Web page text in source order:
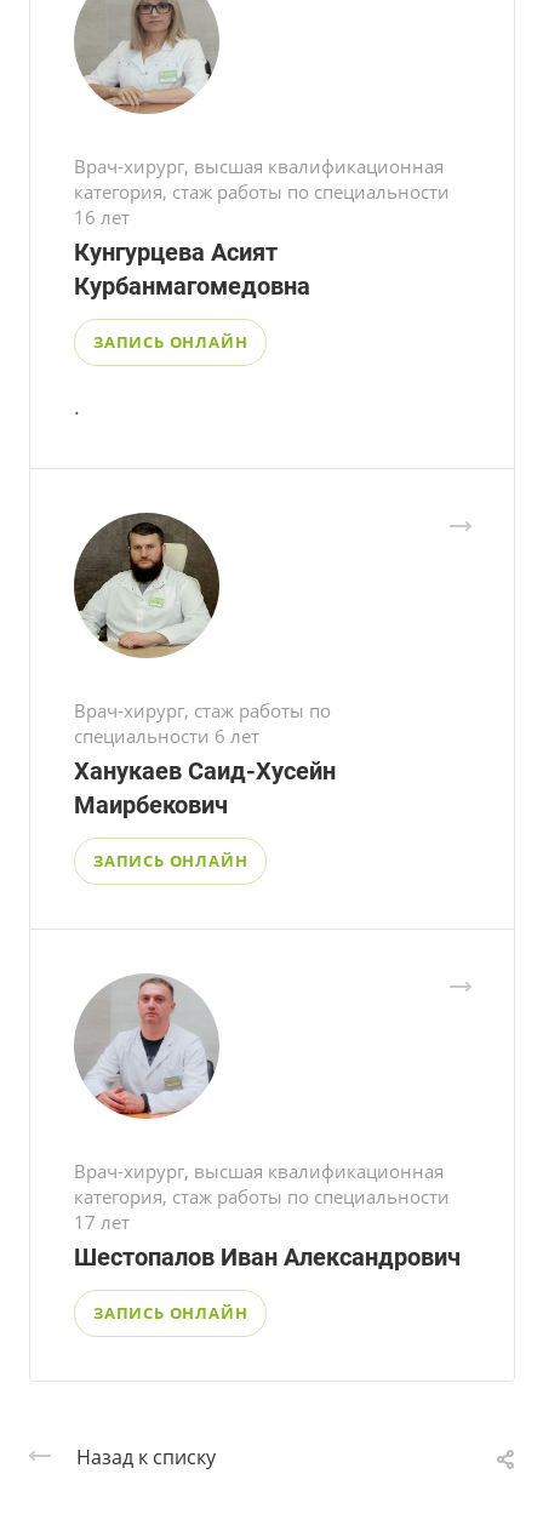
Врач-хирург, высшая квалификационная
категория, стаж работы по специальности
16 лет
Кунгурцева Асият
Курбанмагомедовна
ЗАПИСЬ ОНЛАЙН
.
Врач-хирург, стаж работы по
специальности 6 лет
Ханукаев Саид-Хусейн
Маирбекович
ЗАПИСЬ ОНЛАЙН
Врач-хирург, высшая квалификационная
категория, стаж работы по специальности
17 лет
Шестопалов Иван Александрович
ЗАПИСЬ ОНЛАЙН
Назад к списку